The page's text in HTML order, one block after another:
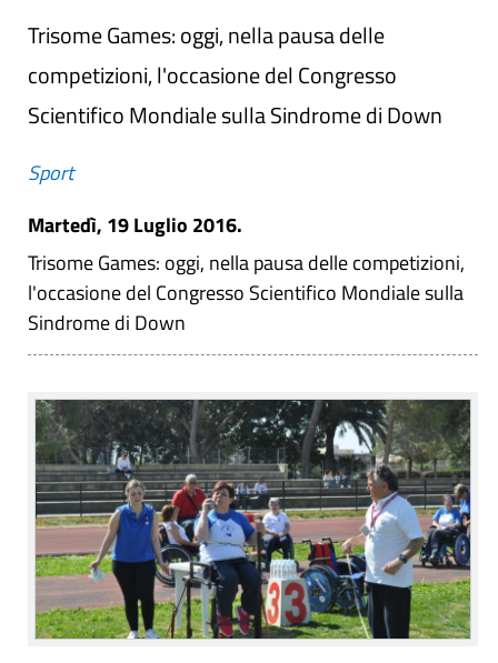
Trisome Games: oggi, nella pausa delle
competizioni, l'occasione del Congresso
Scientifico Mondiale sulla Sindrome di Down
Sport
Martedì, 19 Luglio 2016.
Trisome Games: oggi, nella pausa delle competizioni,
l'occasione del Congresso Scientifico Mondiale sulla
Sindrome di Down